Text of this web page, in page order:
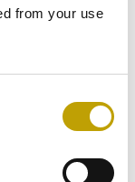
from your use